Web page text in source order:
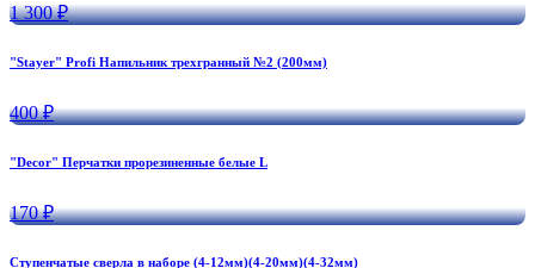
1 300 ₽
"Stayer" Profi Напильник трехгранный №2 (200мм)
400 ₽
"Decor" Перчатки прорезиненные белые L
170 ₽
Ступенчатые сверла в наборе (4-12мм)(4-20мм)(4-32мм)